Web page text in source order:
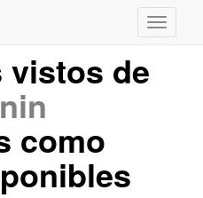
vistos de
como